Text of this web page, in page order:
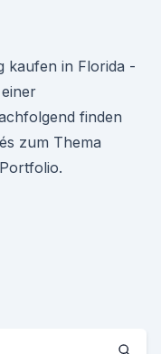
kaufen in Florida -
finden
zum Thema